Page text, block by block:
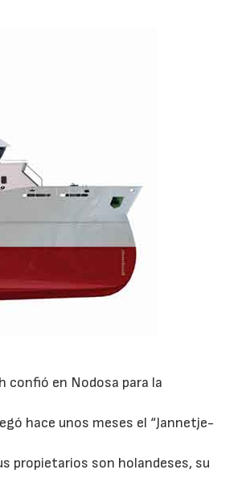
confió en Nodosa para la
hace unos meses el “Jannetje-
propietarios son holandeses, su